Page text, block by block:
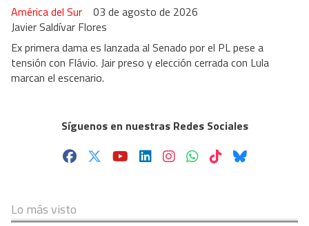
Javier Saldívar Flores
América del Sur 03 de agosto de 2026
Ex primera dama es lanzada al Senado por el PL pese a
tensión con Flávio. Jair preso y elección cerrada con Lula
marcan el escenario.
Síguenos en nuestras Redes Sociales
Lo más visto